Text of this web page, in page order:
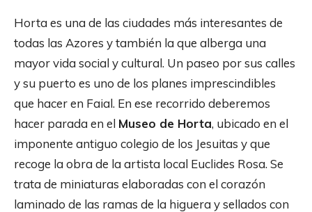
Horta es una de las ciudades más interesantes de
todas las Azores y también la que alberga una
mayor vida social y cultural. Un paseo por sus calles
y su puerto es uno de los planes imprescindibles
que hacer en Faial. En ese recorrido deberemos
hacer parada en el Museo de Horta, ubicado en el
imponente antiguo colegio de los Jesuitas y que
recoge la obra de la artista local Euclides Rosa. Se
trata de miniaturas elaboradas con el corazón
laminado de las ramas de la higuera y sellados con